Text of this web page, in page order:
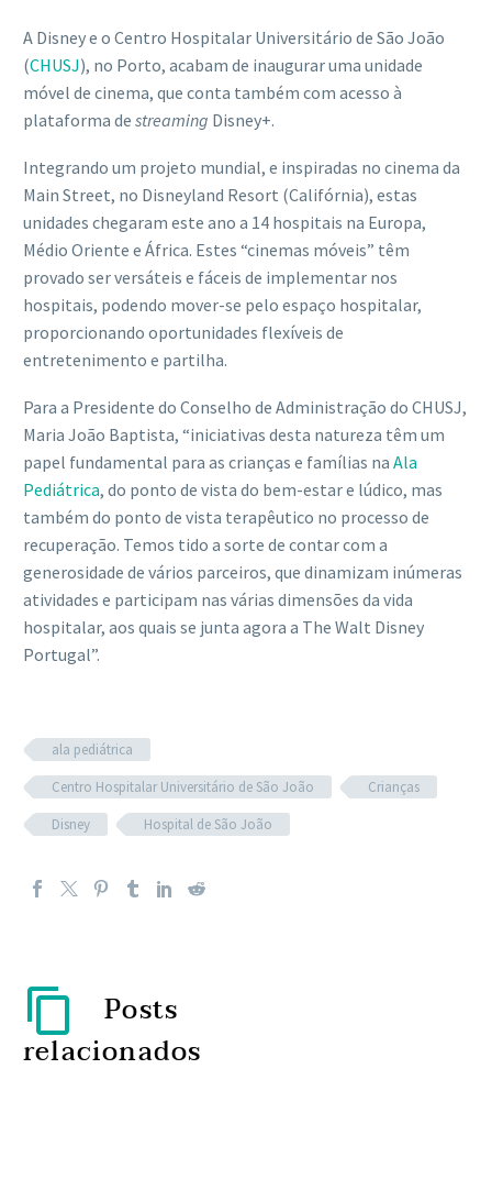
A Disney e o Centro Hospitalar Universitário de São João
(CHUSJ), no Porto, acabam de inaugurar uma unidade
móvel de cinema, que conta também com acesso à
plataforma de streaming Disney+.
Integrando um projeto mundial, e inspiradas no cinema da
Main Street, no Disneyland Resort (Califórnia), estas
unidades chegaram este ano a 14 hospitais na Europa,
Médio Oriente e África. Estes “cinemas móveis” têm
provado ser versáteis e fáceis de implementar nos
hospitais, podendo mover-se pelo espaço hospitalar,
proporcionando oportunidades flexíveis de
entretenimento e partilha.
Para a Presidente do Conselho de Administração do CHUSJ,
Maria João Baptista, “iniciativas desta natureza têm um
papel fundamental para as crianças e famílias na Ala
Pediátrica, do ponto de vista do bem-estar e lúdico, mas
também do ponto de vista terapêutico no processo de
recuperação. Temos tido a sorte de contar com a
generosidade de vários parceiros, que dinamizam inúmeras
atividades e participam nas várias dimensões da vida
hospitalar, aos quais se junta agora a The Walt Disney
Portugal”.
ala pediátrica
Centro Hospitalar Universitário de São João
Crianças
Disney
Hospital de São João
Posts
relacionados